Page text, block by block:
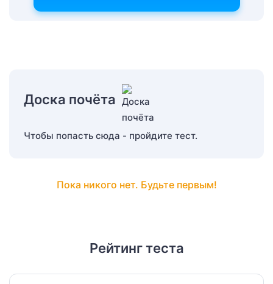
Доска почёта
Чтобы попасть сюда - пройдите тест.
Пока никого нет. Будьте первым!
Рейтинг теста